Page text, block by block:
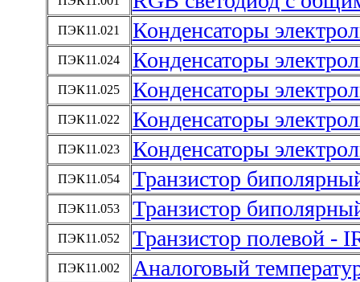
ПЭК11.021 Конденсаторы
ПЭК11.024 Конденсаторы
ПЭК11.025 Конденсаторы
ПЭК11.022 Конденсаторы
ПЭК11.023 Конденсаторы
ПЭК11.054 Транзистор
ПЭК11.053 Транзистор
ПЭК11.052 Транзистор полевой -
ПЭК11.002 Аналоговый